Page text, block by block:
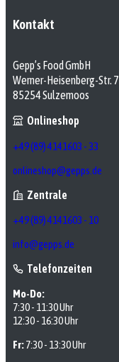
Kontakt
Gepp’s Food GmbH
Werner-Heisenberg-Str. 7
85254 Sulzemoos
Onlineshop
+49 (89) 4141603 - 33
onlineshop@gepps.de
Zentrale
+49 (89) 4141603 - 10
info@gepps.de
Telefonzeiten
Mo-Do:
7:30 - 11:30 Uhr
12:30 - 16:30 Uhr
Fr:7:30 - 13:30 Uhr